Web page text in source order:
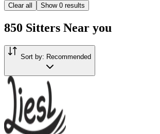
Clear all Show 0 results
850 Sitters Near you
Sort by: Recommended